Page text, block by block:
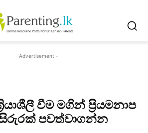
- Advertisement -
වීම මගින් ප්‍රියමනාප
පවත්වාගන්න